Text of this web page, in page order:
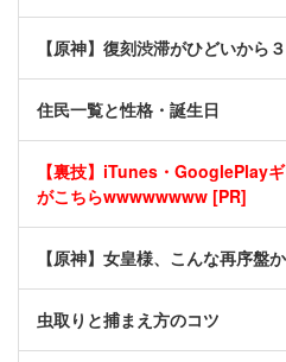
【原神】復刻渋滞がひどいから
住民一覧と性格・誕生日
【裏技】iTunes・GooglePlay
がこちらwwwwwwww [PR]
【原神】女皇様、こんな再序盤
虫取りと捕まえ方のコツ